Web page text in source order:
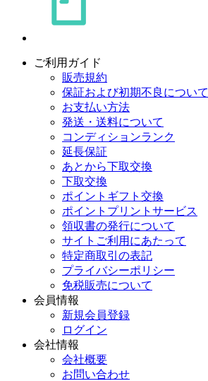
ご利用ガイド
販売規約
保証および初期不良について
お支払い方法
発送・送料について
コンディションランク
延長保証
あとから下取交換
下取交換
ポイントギフト交換
ポイントプリントサービス
領収書の発行について
サイトご利用にあたって
特定商取引の表記
プライバシーポリシー
免税販売について
会員情報
新規会員登録
ログイン
会社情報
会社概要
お問い合わせ